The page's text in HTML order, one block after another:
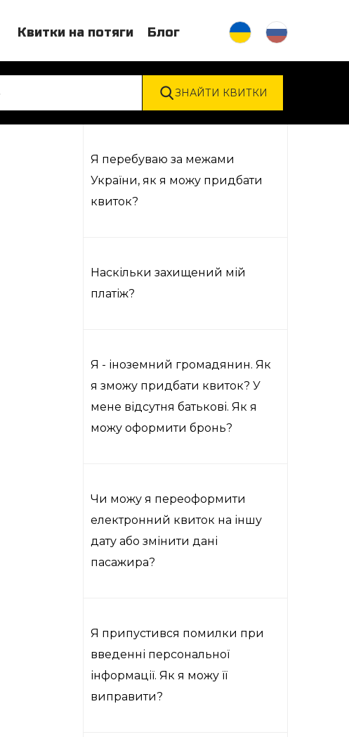
Квитки на потяги Блог
Я перебуваю за межами
України, як я можу придбати
квиток?
Наскільки захищений мій
платіж?
Я - іноземний громадянин. Як
я зможу придбати квиток? У
мене відсутня батькові. Як я
можу оформити бронь?
Чи можу я переоформити
електронний квиток на іншу
дату або змінити дані
пасажира?
Я припустився помилки при
введенні персональної
інформації. Як я можу її
виправити?